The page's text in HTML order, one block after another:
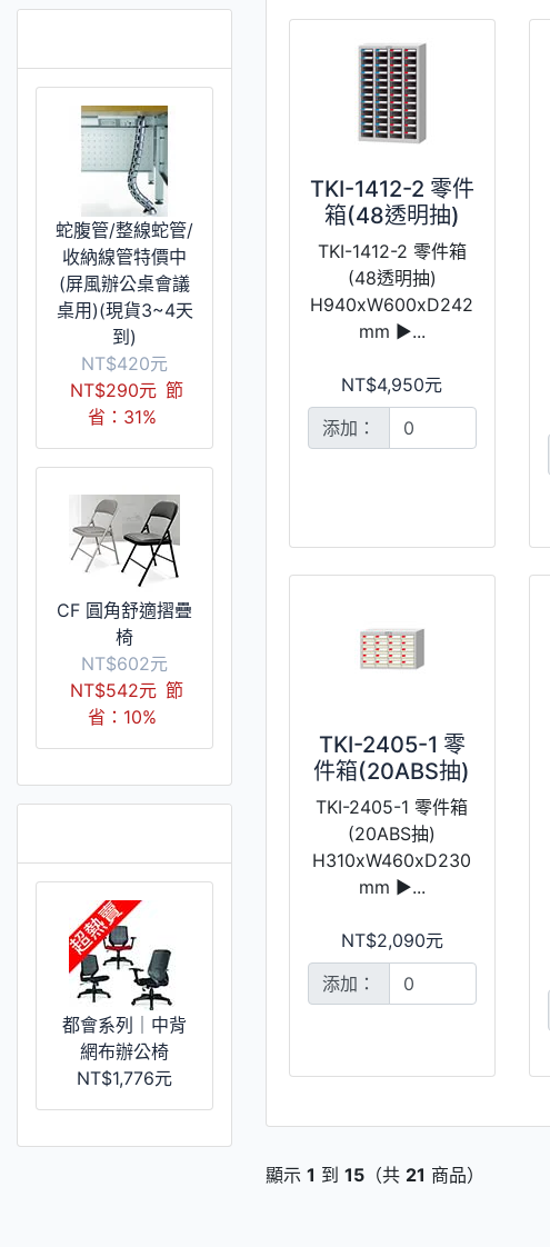
蛇腹管/整線蛇管/
收納線管特價中
(屏風辦公桌會議
桌用)(現貨3~4天
到)
NT$420元
NT$290元 節
省：31%
CF 圓角舒適摺疊
椅
NT$602元
NT$542元 節
省：10%
都會系列｜中背
網布辦公椅
NT$1,776元
TKI-1412-2 零件
箱(48透明抽)
TKI-1412-2 零件箱
(48透明抽)
H940xW600xD242
mm ►...
NT$4,950元
添加：
TKI-2405-1 零
件箱(20ABS抽)
TKI-2405-1 零件箱
(20ABS抽)
H310xW460xD230
mm ►...
NT$2,090元
添加：
顯示 1 到 15 （共 21 商品）